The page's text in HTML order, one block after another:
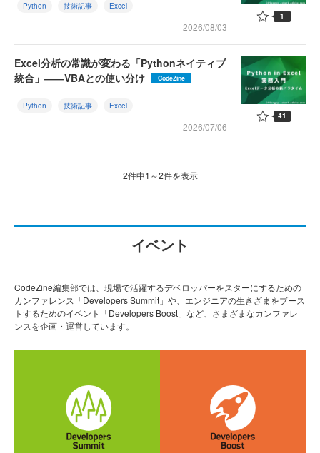
Python 技術記事 Excel
2026/08/03
1
Excel分析の常識が変わる「Pythonネイティブ
統合」――VBAとの使い分け
CodeZine
Python 技術記事 Excel
2026/07/06
41
2件中1～2件を表示
イベント
CodeZine編集部では、現場で活躍するデベロッパーをスターにするための
カンファレンス「Developers Summit」や、エンジニアの生きざまをブース
トするためのイベント「Developers Boost」など、さまざまなカンファレ
ンスを企画・運営しています。